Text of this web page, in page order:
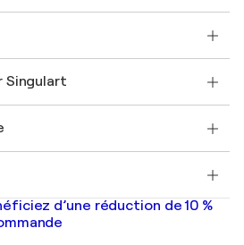
commercial
d'art original
Singulart
d’une réduction de 10 %